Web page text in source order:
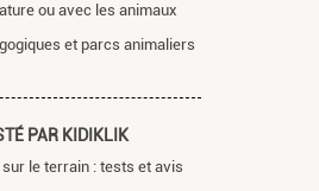
ou avec les animaux
et parcs animaliers
PAR KIDIKLIK
le terrain : tests et avis